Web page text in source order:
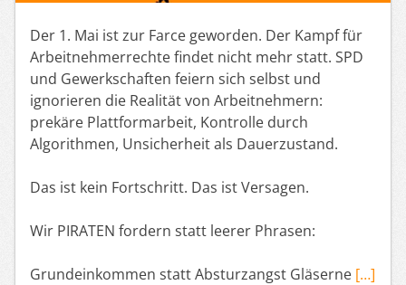
Der 1. Mai ist zur Farce geworden. Der Kampf für
Arbeitnehmerrechte findet nicht mehr statt. SPD
und Gewerkschaften feiern sich selbst und
ignorieren die Realität von Arbeitnehmern:
prekäre Plattformarbeit, Kontrolle durch
Algorithmen, Unsicherheit als Dauerzustand.
Das ist kein Fortschritt. Das ist Versagen.
Wir PIRATEN fordern statt leerer Phrasen:
Grundeinkommen statt Absturzangst Gläserne […]